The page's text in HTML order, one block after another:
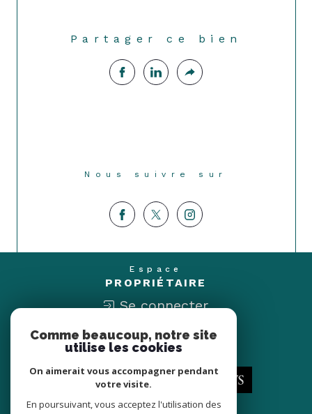
Partager ce bien
Nous suivre sur
Espace
PROPRIÉTAIRE
Se connecter
Nous
ADHÉRONS
Comme beaucoup, notre site
utilise les cookies
On aimerait vous accompagner pendant
votre visite.
En poursuivant, vous acceptez l'utilisation des